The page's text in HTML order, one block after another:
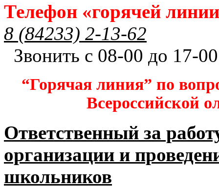
Телефон «горячей
8 (84233) 2-13-62
Звонить с 08-00 до 17-
“Горячая линия” по
Всероссийской
Ответственный за
организации и
школьников​